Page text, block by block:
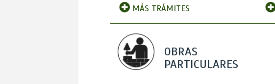
MÁS TRÁMITES
OBRAS
PARTICULARES